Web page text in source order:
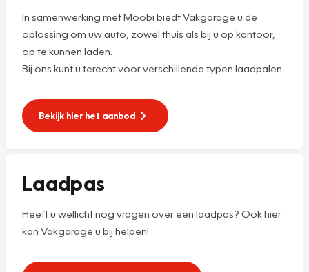
In samenwerking met Moobi biedt Vakgarage u de
oplossing om uw auto, zowel thuis als bij u op kantoor,
op te kunnen laden.
Bij ons kunt u terecht voor verschillende typen laadpalen.
Bekijk hier het aanbod
Laadpas
Heeft u wellicht nog vragen over een laadpas? Ook hier
kan Vakgarage u bij helpen!